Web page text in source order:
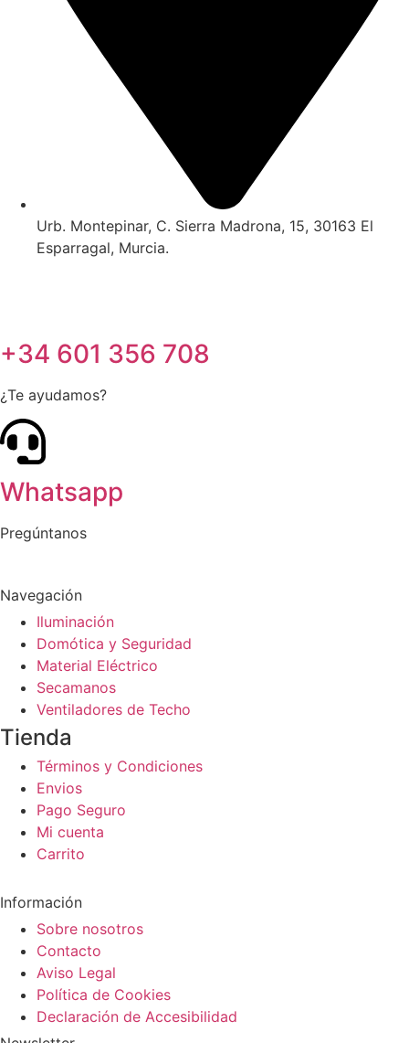
Urb. Montepinar, C. Sierra Madrona, 15, 30163 El
Esparragal, Murcia.
+34 601 356 708
¿Te ayudamos?
Whatsapp
Pregúntanos
Navegación
Iluminación
Domótica y Seguridad
Material Eléctrico
Secamanos
Ventiladores de Techo
Tienda
Términos y Condiciones
Envios
Pago Seguro
Mi cuenta
Carrito
Información
Sobre nosotros
Contacto
Aviso Legal
Política de Cookies
Declaración de Accesibilidad